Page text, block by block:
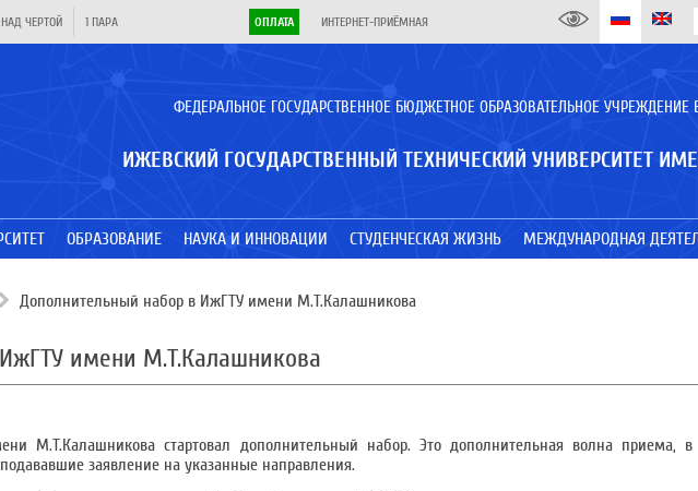
ЧЕРТОЙ 1 ПАРА ОПЛАТА ИНТЕРНЕТ-ПРИЁМНАЯ
ФЕДЕРАЛЬНОЕ ГОСУДАРСТВЕННОЕ БЮДЖЕТНОЕ ОБРАЗОВАТЕЛЬНОЕ
ИЖЕВСКИЙ ГОСУДАРСТВЕННЫЙ ТЕХНИЧЕСКИЙ УНИВЕРСИТЕТ
ОБРАЗОВАНИЕ НАУКА И ИННОВАЦИИ СТУДЕНЧЕСКАЯ ЖИЗНЬ МЕЖДУНАРОДНАЯ
Дополнительный набор в ИжГТУ имени М.Т.Калашникова
имени М.Т.Калашникова
М.Т.Калашникова стартовал дополнительный набор. Это дополнительная волна приема, в
заявление на указанные направления.